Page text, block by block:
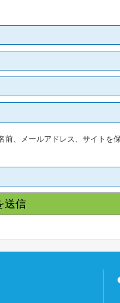
、メールアドレス、サイトを保